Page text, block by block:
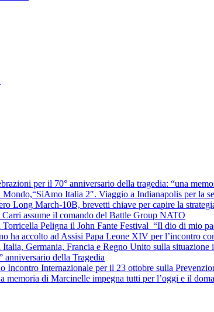
per il 70° anniversario della tragedia: “una
Italia 2″. Viaggio a Indianapolis per la
Long March-10B, brevetti chiave per capire la
assume il comando del Battle Group NATO
Peligna il John Fante Festival “Il dio di mio
ha accolto ad Assisi Papa Leone XIV per l’incontro
Germania, Francia e Regno Unito sulla situazione
della Tragedia
Incontro Internazionale per il 23 ottobre sulla
memoria di Marcinelle impegna tutti per l’oggi e il